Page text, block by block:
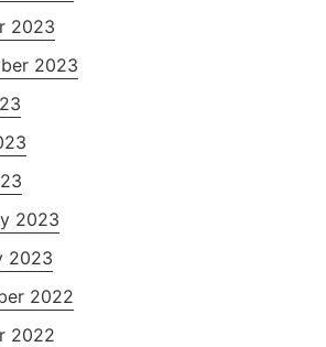
2023
2023
2023
2023
2022
2022